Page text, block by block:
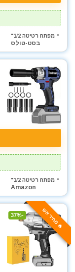
מפתח רטיטה 1/2"
בסט-טולס
מפתח רטיטה 1/2"
Amazon
🔥 מחיר אש -37%